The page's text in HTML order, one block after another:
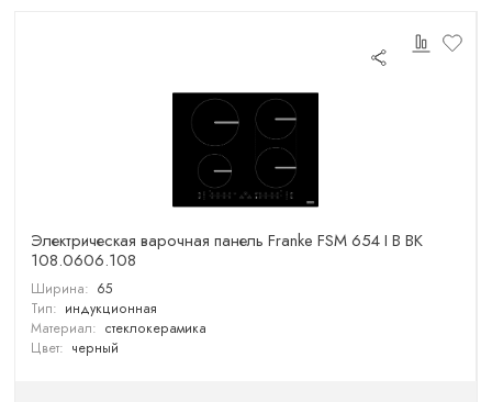
Электрическая варочная панель Franke FSM 654 I B BK
108.0606.108
Ширина: 65
Тип: индукционная
Материал: стеклокерамика
Цвет: черный